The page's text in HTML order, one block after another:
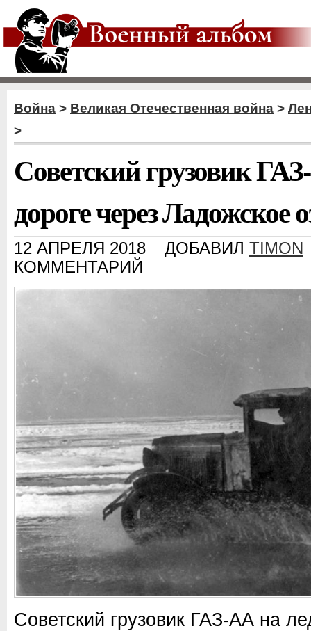
Война > Великая Отечественная война >
>
Советский грузовик
дороге через Ладожское
12 АПРЕЛЯ 2018 ДОБАВИЛ TIMON
КОММЕНТАРИЙ
Советский грузовик ГАЗ-АА на